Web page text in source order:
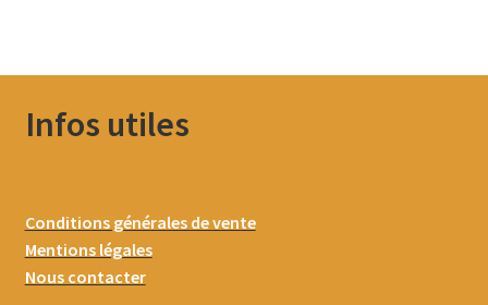
Infos utiles
Conditions générales de vente
Mentions légales
Nous contacter